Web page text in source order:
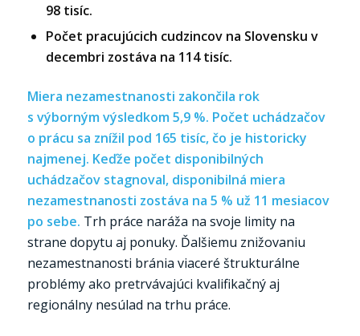
98 tisíc.
Počet pracujúcich cudzincov na Slovensku v
decembri zostáva na 114 tisíc.
Miera nezamestnanosti zakončila rok
s výborným výsledkom 5,9 %. Počet uchádzačov
o prácu sa znížil pod 165 tisíc, čo je historicky
najmenej. Keďže počet disponibilných
uchádzačov stagnoval, disponibilná miera
nezamestnanosti zostáva na 5 % už 11 mesiacov
po sebe. Trh práce naráža na svoje limity na
strane dopytu aj ponuky. Ďalšiemu znižovaniu
nezamestnanosti bránia viaceré štrukturálne
problémy ako pretrvávajúci kvalifikačný aj
regionálny nesúlad na trhu práce.